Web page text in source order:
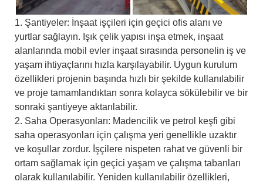
1. Şantiyeler: İnşaat işçileri için geçici ofis alanı ve
yurtlar sağlayın. Işık çelik yapısı inşa etmek, inşaat
alanlarında mobil evler inşaat sırasında personelin iş ve
yaşam ihtiyaçlarını hızla karşılayabilir. Uygun kurulum
özellikleri projenin başında hızlı bir şekilde kullanılabilir
ve proje tamamlandıktan sonra kolayca sökülebilir ve bir
sonraki şantiyeye aktarılabilir.
2. Saha Operasyonları: Madencilik ve petrol keşfi gibi
saha operasyonları için çalışma yeri genellikle uzaktır
ve koşullar zordur. İşçilere nispeten rahat ve güvenli bir
ortam sağlamak için geçici yaşam ve çalışma tabanları
olarak kullanılabilir. Yeniden kullanılabilir özellikleri,